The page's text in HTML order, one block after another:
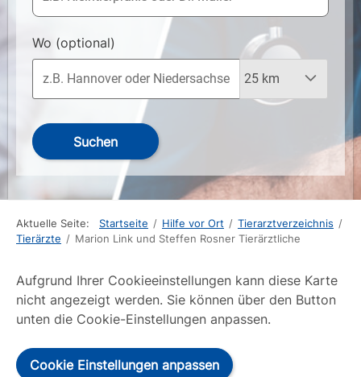
Wo (optional)
Suchen
Aktuelle Seite: Startseite / Hilfe vor Ort / Tierarztverzeichnis /
Tierärzte / Marion Link und Steffen Rosner Tierärztliche
Aufgrund Ihrer Cookieeinstellungen kann diese Karte
nicht angezeigt werden. Sie können über den Button
unten die Cookie-Einstellungen anpassen.
Cookie Einstellungen anpassen